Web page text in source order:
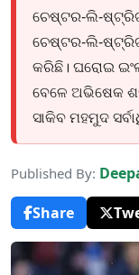
ଚେଷ୍ଟର-ଲି-
ଚେଷ୍ଟର-ଲି-
କରିଛି। ଘରୋଇ
ବେଳେ ଅଭିଷେକ
ସାକିବ ମହମୁଦ
Published By:
Share